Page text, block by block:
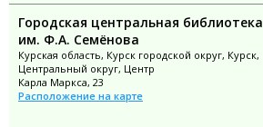
Городская центральная библиотека
им. Ф.А. Семёнова
Курская область, Курск городской округ, Курск,
Центральный округ, Центр
Карла Маркса, 23
Расположение на карте